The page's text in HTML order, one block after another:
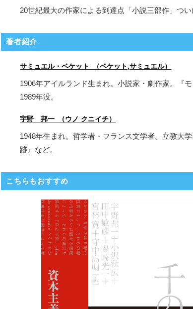
20世紀最大の作家による到達点「小説三部作」つ
著者紹介
サミュエル・ベケット （ベケット,サミュエル）
1906年アイルランド生まれ。小説家・劇作家。『
1989年没。
宇野 邦一 （ウノ クニイチ）
1948年生まれ。哲学者・フランス文学者。立教大
跡』など。
こちらもおすすめ